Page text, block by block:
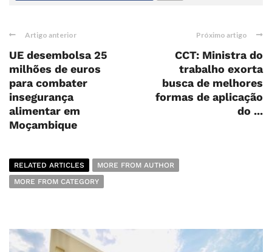
Artigo anterior
UE desembolsa 25
milhões de euros
para combater
insegurança
alimentar em
Moçambique
Próximo artigo
CCT: Ministra do
trabalho exorta
busca de melhores
formas de aplicação
do ...
RELATED ARTICLES
MORE FROM AUTHOR
MORE FROM CATEGORY